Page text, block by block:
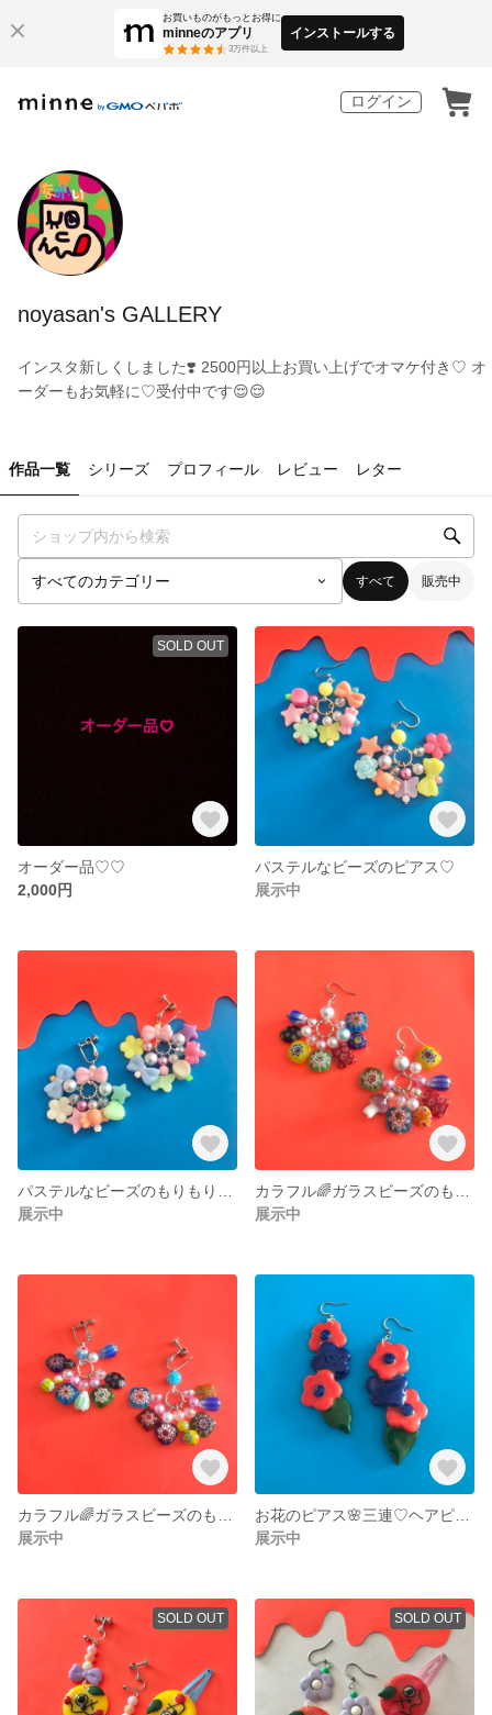
お買いものがもっとお得に
minneのアプリ
3万件以上
インストールする
ログイン
noyasan's GALLERY
インスタ新しくしました❣️ 2500円以上お買い上げでオマケ付き♡ オ
ーダーもお気軽に♡受付中です😌😌
作品一覧 シリーズ プロフィール レビュー レター
すべて 販売中
SOLD OUT
オーダー品♡♡
2,000円
パステルなビーズのピアス♡
展示中
展示中
展示中
展示中
展示中
SOLD OUT SOLD OUT